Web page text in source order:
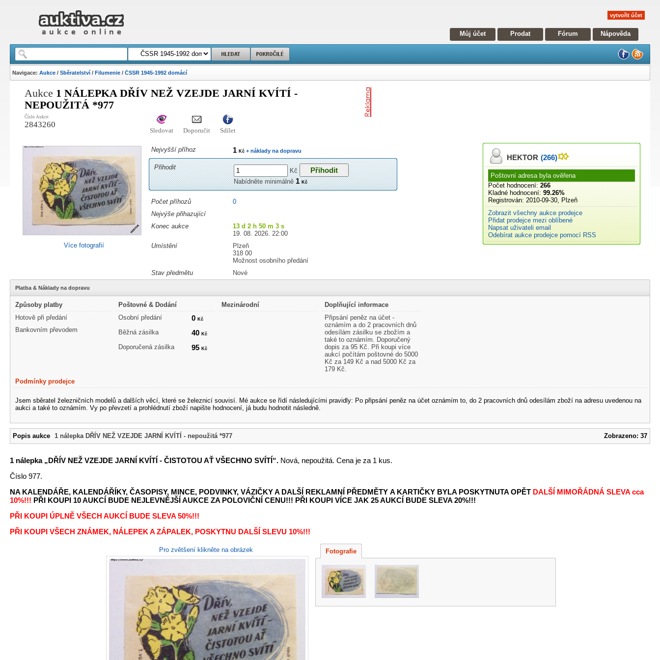
vytvořit účet
Můj účet Prodat Fórum Nápověda
Navigace:Aukce /Sběratelství /Filumenie /ČSSR 1945-1992 domácí
Aukce 1 NÁLEPKA DŘÍV NEŽ VZEJDE JARNÍ KVÍTÍ -
NEPOUŽITÁ *977
Číslo Aukce:
2843260
Sledovat Doporučit Sdílet
Více fotografií
Nejvyšší příhoz 1Kč + náklady na dopravu
Přihodit
Kč
Nabídněte minimálně1Kč
Počet příhozů
0
Nejvýše přihazující
Konec aukce
13 d 2 h 50 m 2 s
19. 08. 2026. 22:00
Umístění
Plzeň
318 00
Možnost osobního předání
Stav předmětu
Nové
HEKTOR (266)
Poštovní adresa byla ověřena
Počet hodnocení: 266
Kladné hodnocení: 99.26%
Registrován: 2010-09-30, Plzeň
Zobrazit všechny aukce prodejce
Přidat prodejce mezi oblíbené
Napsat uživateli email
Odebírat aukce prodejce pomocí RSS
Platba & Náklady na dopravu
Způsoby platby
Hotově při předání
Bankovním převodem
Poštovné & Dodání
Osobní předání
0Kč
Běžná zásilka 40Kč
Doporučená zásilka 95Kč
Mezinárodní
Doplňující informace
Připsání peněz na účet -
oznámím a do 2 pracovních dnů
odesílám zásilku se zbožím a
také to oznámím. Doporučený
dopis za 95 Kč. Při koupi více
aukcí počítám poštovné do 5000
Kč za 149 Kč a nad 5000 Kč za
179 Kč.
Podmínky prodejce
Jsem sběratel železničních modelů a dalších věcí, které se železnicí souvisí. Mé aukce se řídí následujícími pravidly: Po připsání peněz na účet oznámím to, do 2 pracovních dnů odesílám zboží na adresu uvedenou na
aukci a také to oznámím. Vy po převzetí a prohlédnutí zboží napište hodnocení, já budu hodnotit následně.
Popis aukce 1 nálepka DŘÍV NEŽ VZEJDE JARNÍ KVÍTÍ - nepoužitá *977 Zobrazeno: 37
1 nálepka „DŘÍV NEŽ VZEJDE JARNÍ KVÍTÍ - ČISTOTOU AŤ VŠECHNO SVÍTÍ“. Nová, nepoužitá. Cena je za 1 kus.
Číslo 977.
NA KALENDÁŘE, KALENDÁŘÍKY, ČASOPISY, MINCE, PODVINKY, VÁZIČKY A DALŠÍ REKLAMNÍ PŘEDMĚTY A KARTIČKY BYLA POSKYTNUTA OPĚT DALŠÍ MIMOŘÁDNÁ SLEVAcca
10%!!! PŘI KOUPI 10 AUKCÍ BUDE NEJLEVNĚJŠÍ AUKCE ZA POLOVIČNÍ CENU!!! PŘI KOUPI VÍCE JAK 25 AUKCÍ BUDE SLEVA 20%!!!
PŘI KOUPI ÚPLNĚ VŠECH AUKCÍ BUDE SLEVA 50%!!!
PŘI KOUPI VŠECH ZNÁMEK, NÁLEPEK A ZÁPALEK, POSKYTNU DALŠÍ SLEVU 10%!!!
Pro zvětšení klikněte na obrázek Fotografie